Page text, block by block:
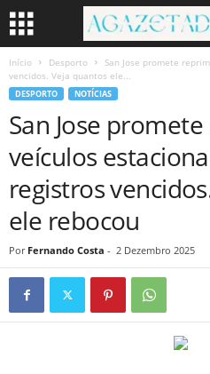
Início Desporto
San Jose promete
vencidos. Veja quantos ele...
DESPORTO NOTÍCIAS
San Jose
veículos
registros
ele rebocou
Por Fernando Costa - 2 Dezembro 2025